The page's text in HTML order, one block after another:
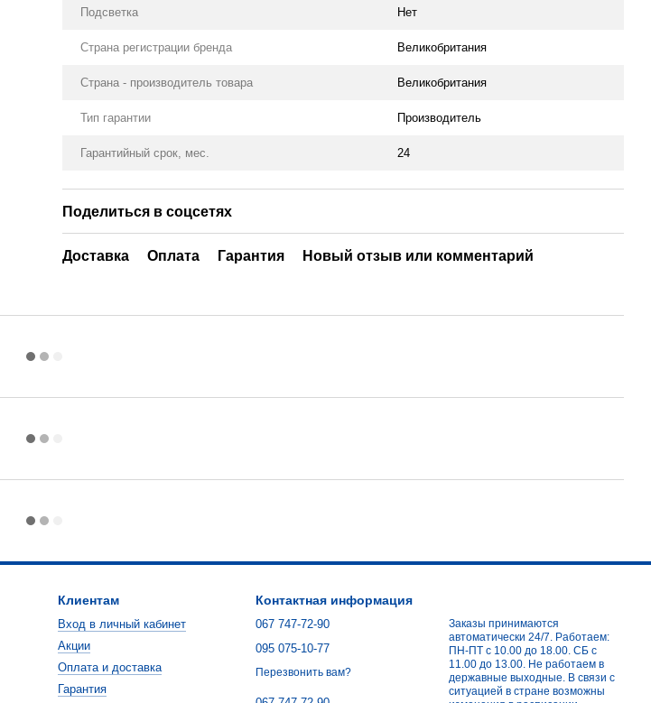
Подсветка Нет
Страна регистрации бренда Великобритания
Страна - производитель товара Великобритания
Тип гарантии Производитель
Гарантийный срок, мес. 24
Поделиться в соцсетях
Доставка Оплата Гарантия Новый отзыв или комментарий
Клиентам
Вход в личный кабинет
Акции
Оплата и доставка
Гарантия
Контактная информация
067 747-72-90
095 075-10-77
Перезвонить вам?
Заказы принимаются
автоматически 24/7. Работаем:
ПН-ПТ с 10.00 до 18.00. СБ с
11.00 до 13.00. Не работаем в
державные выходные. В связи с
ситуацией в стране возможны